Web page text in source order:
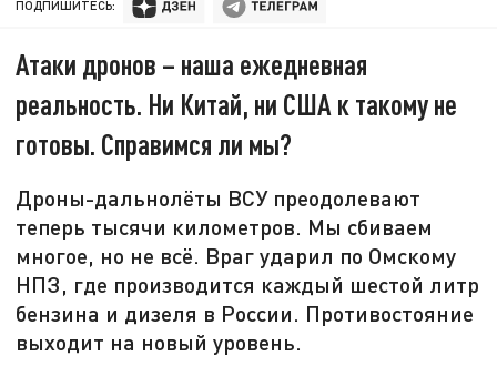
ПОДПИШИТЕСЬ:
Атаки дронов – наша ежедневная
реальность. Ни Китай, ни США к такому не
готовы. Справимся ли мы?
Дроны-дальнолёты ВСУ преодолевают
теперь тысячи километров. Мы сбиваем
многое, но не всё. Враг ударил по Омскому
НПЗ, где производится каждый шестой литр
бензина и дизеля в России. Противостояние
выходит на новый уровень.